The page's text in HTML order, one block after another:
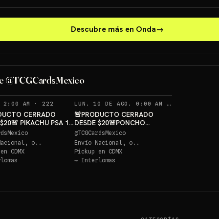
Descubre más en Onda→
@TCGCardsMexico
Sorteo: PIKACHU PSA 10 GRATIS →
2:00 AM · 222 RECORDATORIOS
CERRADO
PIKACHU PSA 10
o..
CDMX
PONCHO
LUN. 10 DE AGO. 0:00 AM ·
🚨PRODUCTO CERRADO
DESDE $20🚨PONCHO
PIKACHU PSA 10 GRATIS
@TCGCardsMexico
Envío Nacional, o..
Pickup en CDMX
→ Interlomas